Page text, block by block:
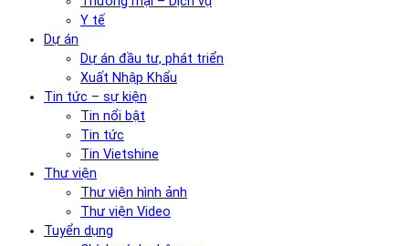
Y tế
Dự án
Dự án đầu tư, phát triển
Xuất Nhập Khẩu
Tin tức – sự kiện
Tin nổi bật
Tin tức
Tin Vietshine
Thư viện
Thư viện hình ảnh
Thư viện Video
Tuyển dụng